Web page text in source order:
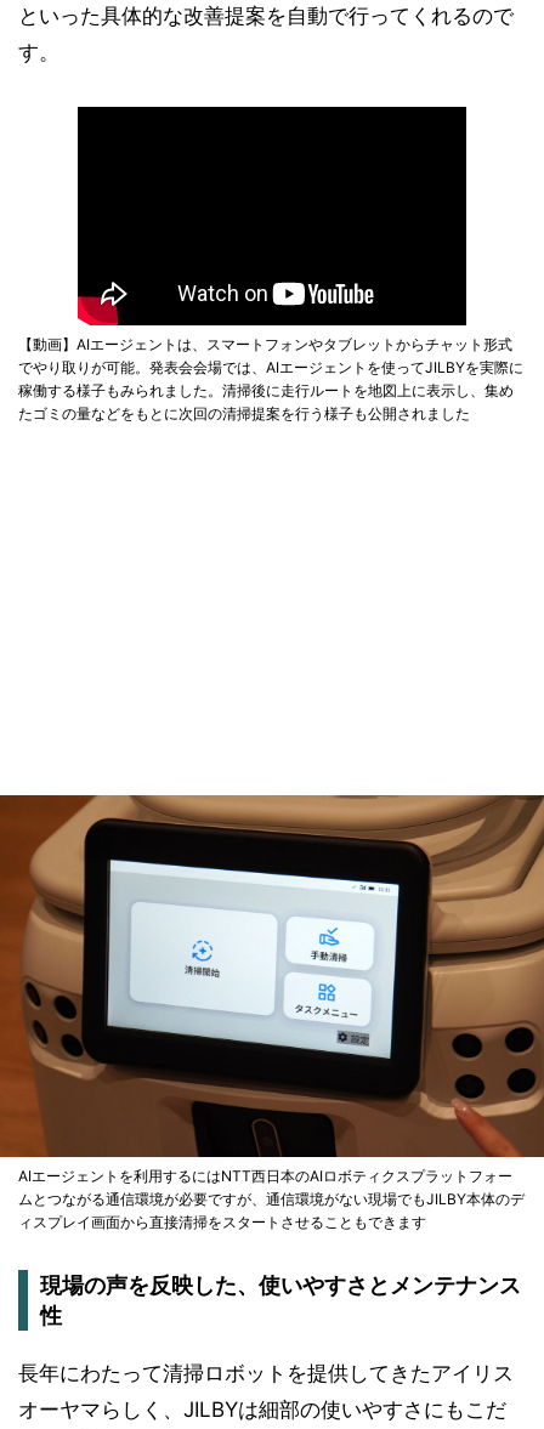
といった具体的な改善提案を自動で行ってくれるので
す。
【動画】AIエージェントは、スマートフォンやタブレットからチャット形式
でやり取りが可能。発表会会場では、AIエージェントを使ってJILBYを実際に
稼働する様子もみられました。清掃後に走行ルートを地図上に表示し、集め
たゴミの量などをもとに次回の清掃提案を行う様子も公開されました
AIエージェントを利用するにはNTT西日本のAIロボティクスプラットフォー
ムとつながる通信環境が必要ですが、通信環境がない現場でもJILBY本体のデ
ィスプレイ画面から直接清掃をスタートさせることもできます
現場の声を反映した、使いやすさとメンテナンス
性
長年にわたって清掃ロボットを提供してきたアイリス
オーヤマらしく、JILBYは細部の使いやすさにもこだ